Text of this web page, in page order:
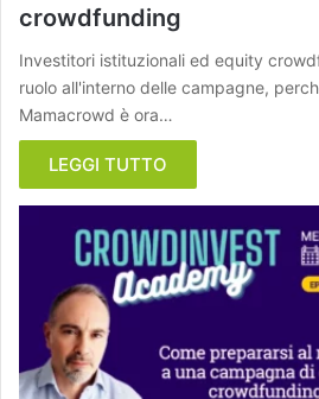
crowdfunding
Investitori istituzionali ed equity
ruolo all'interno delle campagne,
Mamacrowd è ora…
LEGGI TUTTO